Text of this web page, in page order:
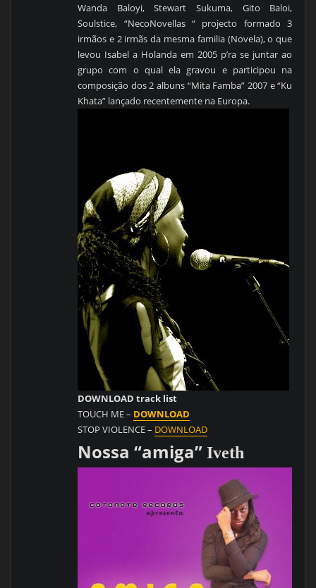
Wanda Baloyi, Stewart Sukuma, Gito Baloi,
Soulstice, “NecoNovellas “ projecto formado 3
irmãos e 2 irmãs da mesma familia (Novela), o que
levou Isabel a Holanda em 2005 p’ra se juntar ao
grupo com o qual ela gravou e participou na
composição dos 2 albuns “Mita Famba” 2007 e “Ku
Khata” lançado recentemente na Europa.
DOWNLOAD track list
TOUCH ME – DOWNLOAD
STOP VIOLENCE – DOWNLOAD
Nossa “amiga”Iveth